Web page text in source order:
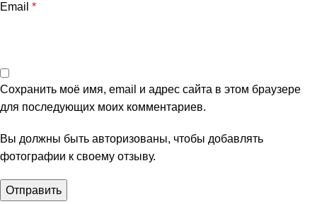
Email *
Сохранить моё имя, email и адрес сайта в этом браузере
для последующих моих комментариев.
Вы должны быть авторизованы, чтобы добавлять
фотографии к своему отзыву.